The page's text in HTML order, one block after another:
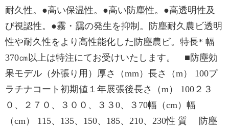
耐久性。●高い保温性。●高い防塵性。●高透明性及
び視認性。●霧・靄の発生を抑制。防塵耐久農ビ透明
性や耐久性をより高性能化した防塵農ビ。特長* 幅
370㎝以上は特注にてお受けいたします。 ■防塵効
果モデル（外張り用）厚さ（mm）長さ（m） 100プ
ラチナコート初期値１年展張後長さ（m） 100２３
０、２７０、３００、３３0、３70幅（cm）幅
（cm） 115、135、150、185、210、230性 質 防塵